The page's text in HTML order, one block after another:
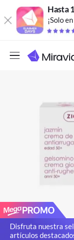
Hasta
¡Solo
Disfruta nuestra
artículos